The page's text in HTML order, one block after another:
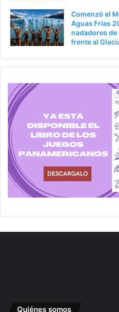
Comenzó el
Aguas Frías
nadadores
frente al
Quiénes somos